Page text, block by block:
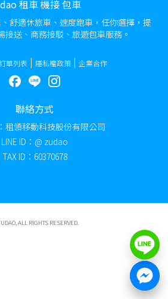
租車 機接 包車
舒適休旅車、速度跑車，任你選擇，提
接送、商務接駁、旅遊包車服務。
單列表 隱私權政策 企業合作
聯絡方式
租領移動科技股份有限公司
LINE ID：@ zudao
TAX ID：60370678
ALL RIGHTS RESERVED.